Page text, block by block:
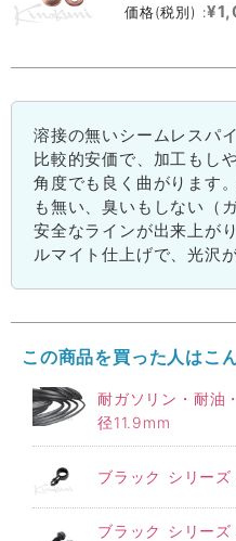
価格(税別) :
溶接の無いシームレスパ
比較的安価で、加工もし
角度でも良く曲がります
も無い、臭いもしない（
安全なラインが出来上が
ルマイト仕上げで、光沢
この商品を買った人はこ
耐ガソリン・耐油
径11.9mm
ブラック シリー
ブラック シリー